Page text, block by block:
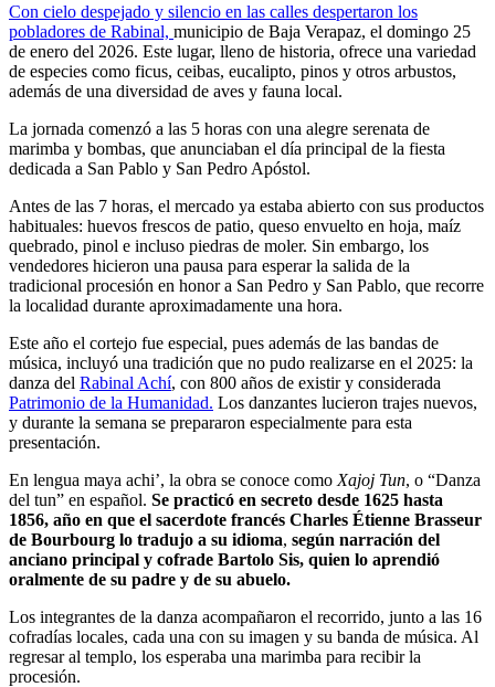
Con cielo despejado y silencio en las calles despertaron los
pobladores de Rabinal, municipio de Baja Verapaz, el domingo 25
de enero del 2026. Este lugar, lleno de historia, ofrece una variedad
de especies como ficus, ceibas, eucalipto, pinos y otros arbustos,
además de una diversidad de aves y fauna local.
La jornada comenzó a las 5 horas con una alegre serenata de
marimba y bombas, que anunciaban el día principal de la fiesta
dedicada a San Pablo y San Pedro Apóstol.
Antes de las 7 horas, el mercado ya estaba abierto con sus productos
habituales: huevos frescos de patio, queso envuelto en hoja, maíz
quebrado, pinol e incluso piedras de moler. Sin embargo, los
vendedores hicieron una pausa para esperar la salida de la
tradicional procesión en honor a San Pedro y San Pablo, que recorre
la localidad durante aproximadamente una hora.
Este año el cortejo fue especial, pues además de las bandas de
música, incluyó una tradición que no pudo realizarse en el 2025: la
danza del Rabinal Achí, con 800 años de existir y considerada
Patrimonio de la Humanidad. Los danzantes lucieron trajes nuevos,
y durante la semana se prepararon especialmente para esta
presentación.
En lengua maya achi’, la obra se conoce como Xajoj Tun, o “Danza
del tun” en español. Se practicó en secreto desde 1625 hasta
1856, año en que el sacerdote francés Charles Étienne Brasseur
de Bourbourg lo tradujo a su idioma, según narración del
anciano principal y cofrade Bartolo Sis, quien lo aprendió
oralmente de su padre y de su abuelo.
Los integrantes de la danza acompañaron el recorrido, junto a las 16
cofradías locales, cada una con su imagen y su banda de música. Al
regresar al templo, los esperaba una marimba para recibir la
procesión.